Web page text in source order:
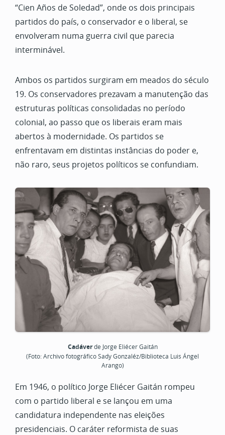
“Cien Años de Soledad”, onde os dois principais
partidos do país, o conservador e o liberal, se
envolveram numa guerra civil que parecia
interminável.
Ambos os partidos surgiram em meados do século
19. Os conservadores prezavam a manutenção das
estruturas políticas consolidadas no período
colonial, ao passo que os liberais eram mais
abertos à modernidade. Os partidos se
enfrentavam em distintas instâncias do poder e,
não raro, seus projetos políticos se confundiam.
Cadáverde Jorge Eliécer Gaitán
(Foto: Archivo fotográfico Sady Gonzaléz/Biblioteca Luis Ángel
Arango)
Em 1946, o político Jorge Eliécer Gaitán rompeu
com o partido liberal e se lançou em uma
candidatura independente nas eleições
presidenciais. O caráter reformista de suas